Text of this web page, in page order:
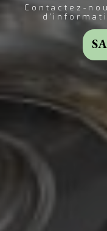
Contactez-